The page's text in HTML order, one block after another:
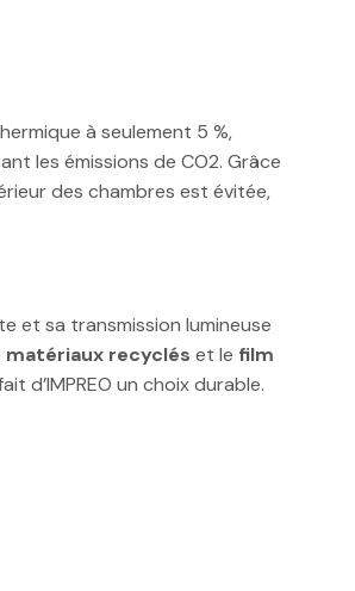
à seulement 5 %,
les émissions de CO2. Grâce
des chambres est évitée,
et sa transmission lumineuse
matériaux recyclés et le film
d’IMPREO un choix durable.